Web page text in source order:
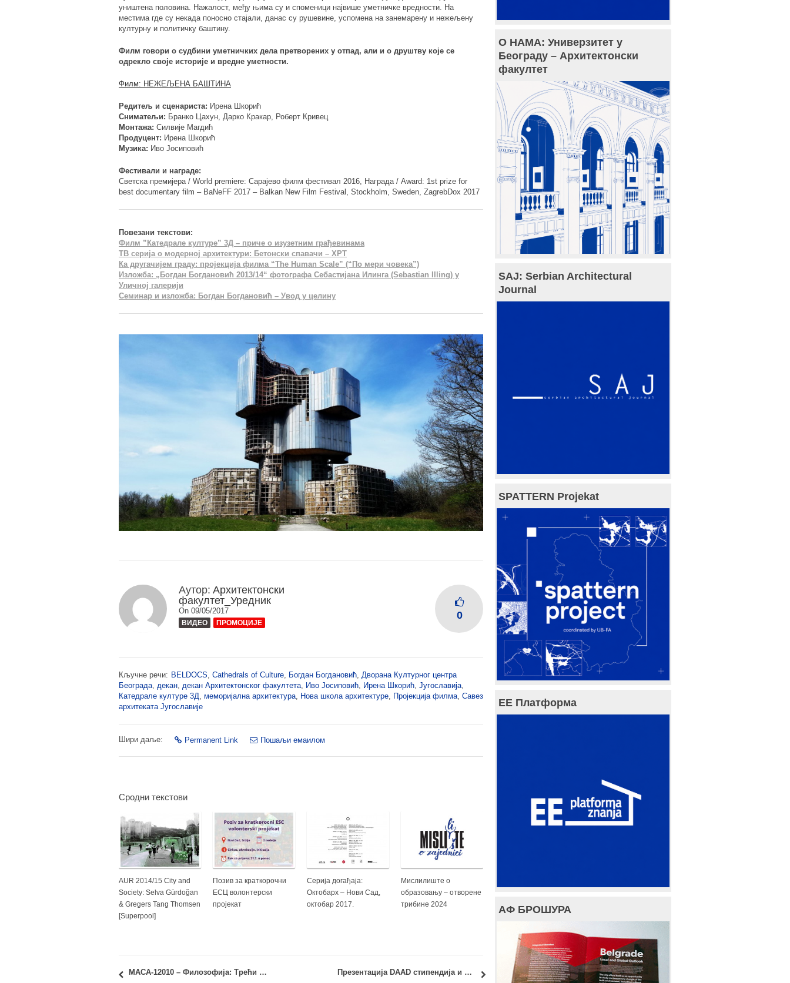
уништена половина. Нажалост, међу њима су и споменици највише уметничке вредности. На
местима где су некада поносно стајали, данас су рушевине, успомена на занемарену и нежељену
културну и политичку баштину.
Филм говори о судбини уметничких дела претворених у отпад, али и о друштву које се
одрекло своје историје и вредне уметности.
Филм: НЕЖЕЉЕНА БАШТИНА
Редитељ и сценариста: Ирена Шкорић
Сниматељи: Бранко Цахун, Дарко Кракар, Роберт Кривец
Монтажа: Силвије Магдић
Продуцент: Ирена Шкорић
Музика: Иво Јосиповић
Фестивали и награде:
Светска премијера / World premiere: Сарајево филм фестивал 2016, Награда / Award: 1st prize for
best documentary film – BaNeFF 2017 – Balkan New Film Festival, Stockholm, Sweden, ZagrebDox 2017
Повезани текстови:
Филм ”Катедрале културе” 3Д – приче о изузетним грађевинама
ТВ серија о модерној архитектури: Бетонски спавачи – ХРТ
Ка другачијем граду: пројекција филма “The Human Scale” (“По мери човека”)
Изложба: „Богдан Богдановић 2013/14“ фотографа Себастијана Илинга (Sebastian Illing) у
Уличној галерији
Семинар и изложба: Богдан Богдановић – Увод у целину
Аутор: Архитектонски
факултет_Уредник
On 09/05/2017
ВИДЕО ПРОМОЦИЈЕ
0
Кључне речи: BELDOCS Cathedrals of Culture Богдан Богдановић Дворана Културног центра
Београда декан декан Архитектонског факултета Иво Јосиповић Ирена Шкорић Југославија
Катедрале културе 3Д
меморијална архитектура Нова школа архитектуре Пројекција филма Савез
архитеката Југославије
Шири даље: Permanent Link Пошаљи емаилом
Сродни текстови
AUR 2014/15 City and
Society: Selva Gürdoğan
& Gregers Tang Thomsen
[Superpool]
Позив за краткорочни
ЕСЦ волонтерски
пројекат
Серија догађаја:
Октобарх – Нови Сад,
октобар 2017.
Мислилиште о
образовању – отворене
трибине 2024
МАСА-12010 – Филозофија: Трећи блок наставе Презентација DAAD стипендија и информације о студирању у Немачкој
О НАМА: Универзитет у
Београду – Архитектонски
факултет
SAJ: Serbian Architectural
Journal
SPATTERN Projekat
ЕЕ Платформа
АФ БРОШУРА